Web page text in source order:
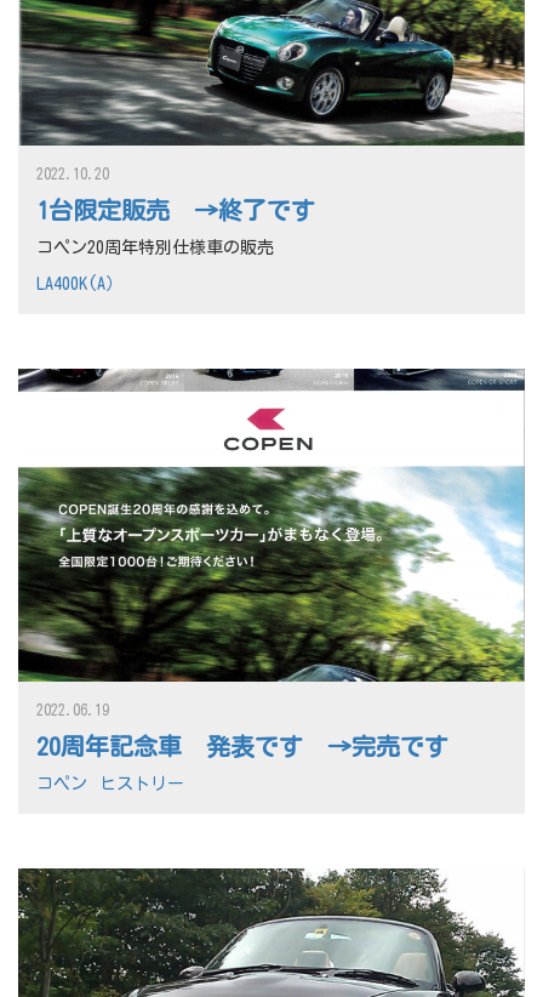
1台限定販売 →終了です
2022.10.20
コペン20周年特別仕様車の販売
LA400K(A）
20周年記念車 発表です →完売です
2022.06.19
コペン ヒストリー